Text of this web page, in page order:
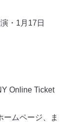
・1月17日
Online Ticket
ムページ、ま